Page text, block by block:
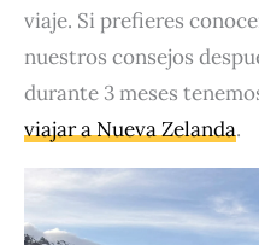
viaje. Si prefieres
nuestros consejos
durante 3 meses
viajar a Nueva Zelanda.